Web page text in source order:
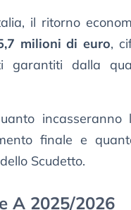
il ritorno
milioni di euro,
garantiti dalla
finale e
Scudetto.
A 2025/2026